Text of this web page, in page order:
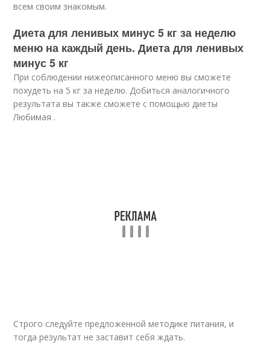
всем своим знакомым.
Диета для ленивых минус 5 кг за неделю
меню на каждый день. Диета для ленивых
минус 5 кг
При соблюдении нижеописанного меню вы сможете
похудеть на 5 кг за неделю. Добиться аналогичного
результата вы также сможете с помощью диеты
Любимая .
Строго следуйте предложенной методике питания, и
тогда результат не заставит себя ждать.